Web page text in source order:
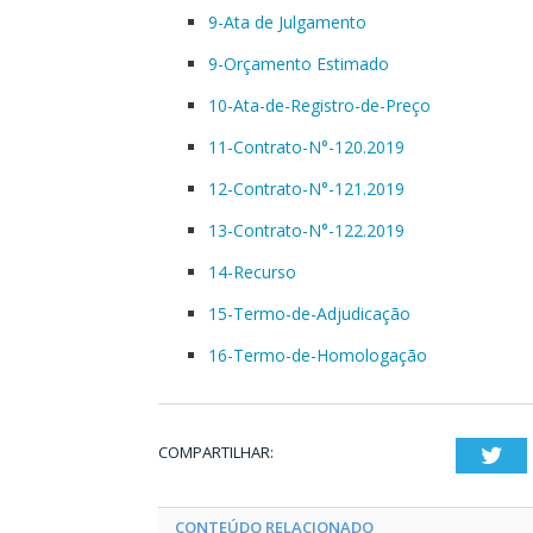
9-Ata de Julgamento
9-Orçamento Estimado
10-Ata-de-Registro-de-Preço
11-Contrato-N°-120.2019
12-Contrato-N°-121.2019
13-Contrato-N°-122.2019
14-Recurso
15-Termo-de-Adjudicação
16-Termo-de-Homologação
COMPARTILHAR:
CONTEÚDO RELACIONADO